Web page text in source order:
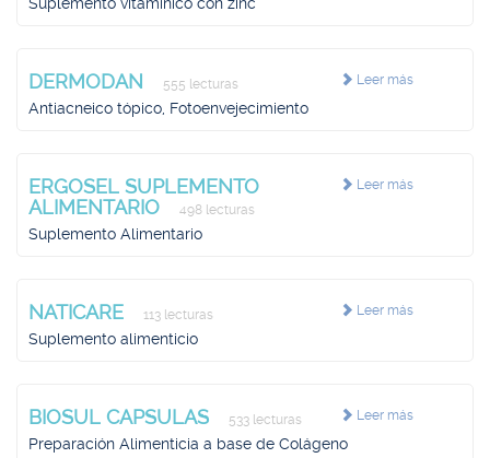
Leer más
DERMODAN 555 lecturas
Antiacneico tópico, Fotoenvejecimiento
Leer más
ERGOSEL SUPLEMENTO
ALIMENTARIO
498 lecturas
Suplemento Alimentario
Leer más
NATICARE 113 lecturas
Suplemento alimenticio
Leer más
BIOSUL CAPSULAS 533 lecturas
Preparación Alimenticia a base de Colágeno